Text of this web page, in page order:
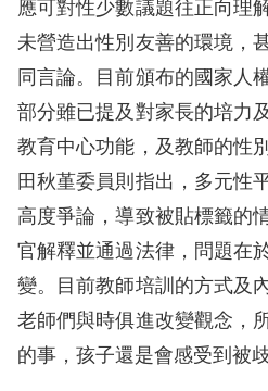
網
頁
宣
言
應可對性少數議題往正向理
未營造出性別友善的環境，
同言論。目前頒布的國家人
部分雖已提及對家長的培力
教育中心功能，及教師的性
田秋堇委員則指出，多元性
高度爭論，導致被貼標籤的
官解釋並通過法律，問題在
變。目前教師培訓的方式及
老師們與時俱進改變觀念，
的事，孩子還是會感受到被